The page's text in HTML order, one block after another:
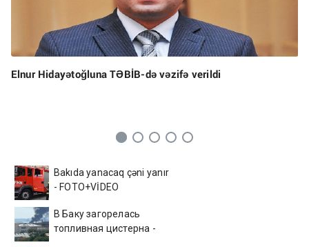
Elnur Hidayətoğluna TƏBİB-də vəzifə verildi
Bakıda yanacaq çəni yanır
- FOTO+VİDEO
В Баку загорелась
топливная цистерна -